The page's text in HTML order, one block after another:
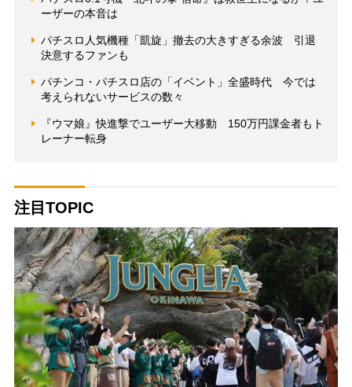
ーザーの本音は
パチスロ人気機種「凱旋」撤去の大きすぎる余波 引退
決意するファンも
パチンコ・パチスロ店の「イベント」全盛時代 今では
考えられないサービスの数々
『ウマ娘』快進撃でユーザー大移動 150万円課金者もト
レーナー転身
注目TOPIC